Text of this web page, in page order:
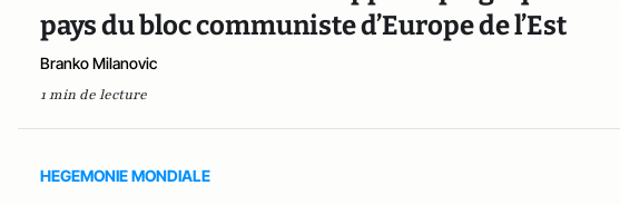
pays du bloc communiste d’Europe de l’Est
Branko Milanovic
1 min de lecture
HEGEMONIE MONDIALE